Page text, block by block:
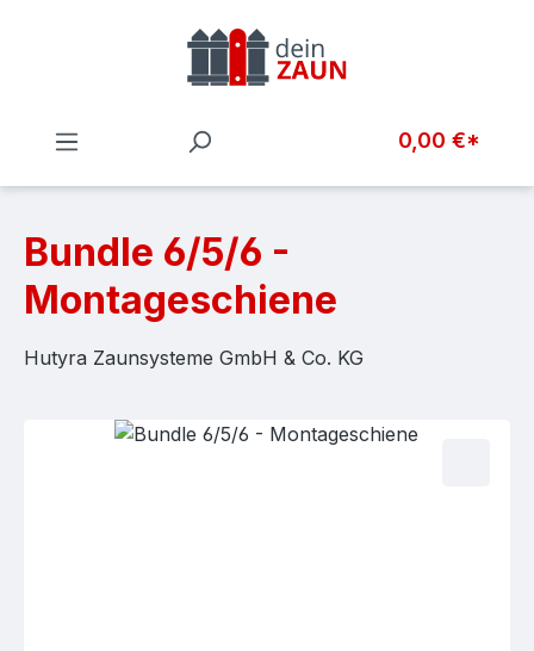
Zum Hauptinhalt springen
0,00 €*
Bundle 6/5/6 -
Montageschiene
Hutyra Zaunsysteme GmbH & Co. KG
Bildergalerie überspringen